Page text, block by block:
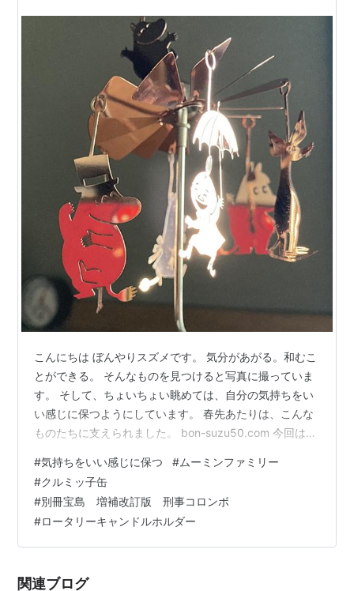
こんにちは ぼんやりスズメです。 気分があがる。和むこ
とができる。 そんなものを見つけると写真に撮っていま
す。 そして、ちょいちょい眺めては、自分の気持ちをい
い感じに保つようにしています。 春先あたりは、こんな
ものたちに支えられました。 bon-suzu50.com 今回は、
もしよろしければ、サラサラとご一緒に眺めていただけ
ると嬉しいです。 懐かしの原っぱ。ハルジョオンとカラ
スノエンドウの中で深呼吸 風に吹かれながら光を眺める
ロータリーキャンドルホルダー 鎌倉紅谷のクルミッ子缶
可愛さに和む なぜか安心感に満たされる「刑事コロン
#気持ちをいい感じに保つ #ムーミンファミリー
#クルミッ子缶
#別冊宝島 増補改訂版 刑事コロンボ
#ロータリーキャンドルホルダー
関連ブログ